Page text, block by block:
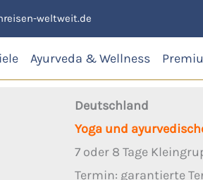
weltweit.de
Ayurveda & Wellness
Deutschland
Yoga und
7 oder 8 Tage
Termin: